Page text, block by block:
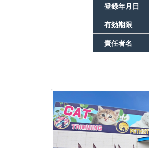
登録年月日
有効期限
責任者名